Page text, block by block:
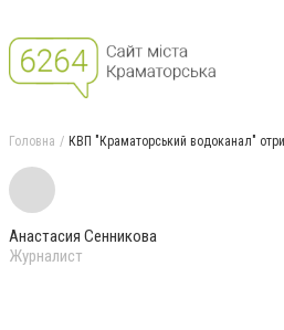
Головна КВП "Краматорський водоканал"
Анастасия Сенникова
Журналист